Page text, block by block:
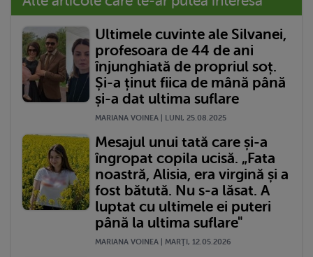
Ultimele cuvinte ale Silvanei,
profesoara de 44 de ani
înjunghiată de propriul soț.
Și-a ținut fiica de mână până
și-a dat ultima suflare
MARIANA VOINEA | LUNI, 25.08.2025
Mesajul unui tată care și-a
îngropat copila ucisă. „Fata
noastră, Alisia, era virgină și a
fost bătută. Nu s-a lăsat. A
luptat cu ultimele ei puteri
până la ultima suflare"
MARIANA VOINEA | MARŢI, 12.05.2026